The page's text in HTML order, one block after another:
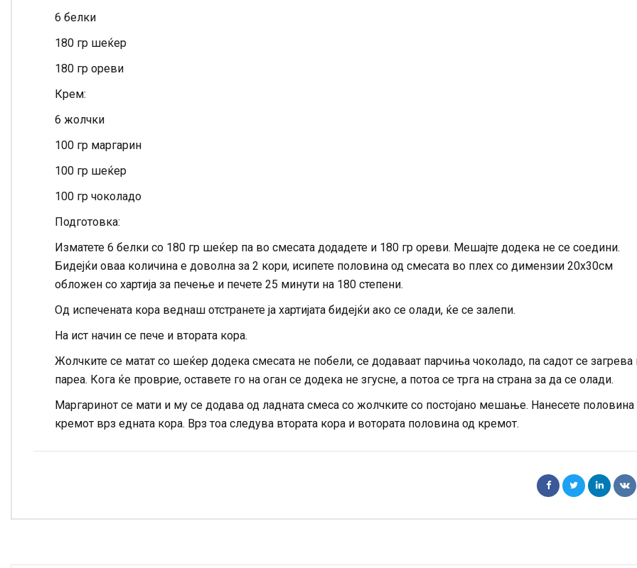
6 белки
180 гр шеќер
180 гр ореви
Крем:
6 жолчки
100 гр маргарин
100 гр шеќер
100 гр чоколадо
Подготовка:
Изматете 6 белки со 180 гр шеќер па во смесата додадете и 180 гр ореви. Мешајте додека не се соедини.
Бидејќи оваа количина е доволна за 2 кори, исипете половина од смесата во плех со димензии 20х30см
обложен со хартија за печење и печете 25 минути на 180 степени.
Од испечената кора веднаш отстранете ја хартијата бидејќи ако се олади, ќе се залепи.
На ист начин се пече и втората кора.
Жолчките се матат со шеќер додека смесата не побели, се додаваат парчиња чоколадо, па садот се загрева
пареа. Кога ќе проврие, оставете го на оган се додека не згусне, а потоа се трга на страна за да се олади.
Маргаринот се мати и му се додава од ладната смеса со жолчките со постојано мешање. Нанесете половина
кремот врз едната кора. Врз тоа следува втората кора и вотората половина од кремот.